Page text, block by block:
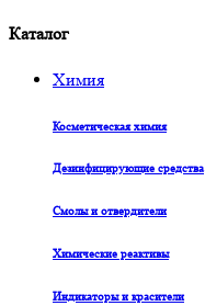
Каталог
Химия
Косметическая химия
Дезинфицирующие средства
Смолы и отвердители
Химические реактивы
Индикаторы и красители